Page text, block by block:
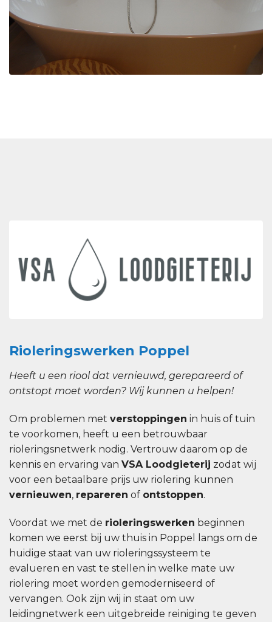
Rioleringswerken Poppel
Heeft u een riool dat vernieuwd, gerepareerd of
ontstopt moet worden? Wij kunnen u helpen!
Om problemen met verstoppingen in huis of tuin
te voorkomen, heeft u een betrouwbaar
rioleringsnetwerk nodig. Vertrouw daarom op de
kennis en ervaring van VSA Loodgieterij zodat wij
voor een betaalbare prijs uw riolering kunnen
vernieuwen, repareren of ontstoppen.
Voordat we met de rioleringswerken beginnen
komen we eerst bij uw thuis in Poppel langs om de
huidige staat van uw rioleringssysteem te
evalueren en vast te stellen in welke mate uw
riolering moet worden gemoderniseerd of
vervangen. Ook zijn wij in staat om uw
leidingnetwerk een uitgebreide reiniging te geven